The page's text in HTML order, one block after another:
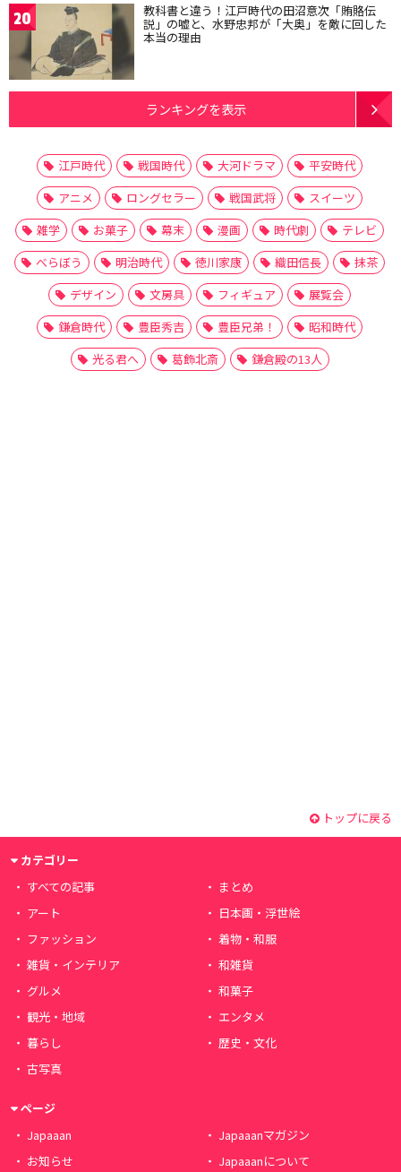
20 教科書と違う！江戸時代の田沼意次「賄賂伝
説」の嘘と、水野忠邦が「大奥」を敵に回した
本当の理由
ランキングを表示
江戸時代 戦国時代 大河ドラマ
平安時代
アニメ
ロングセラー 戦国武将
スイーツ
雑学
お菓子 幕末 漫画 時代劇
テレビ
べらぼう
明治時代 徳川家康 織田信長
抹茶
デザイン
文房具 フィギュア
展覧会
鎌倉時代
豊臣秀吉 豊臣兄弟！
昭和時代
光る君へ
葛飾北斎 鎌倉殿の13人
トップに戻る
カテゴリー
すべての記事
まとめ
アート
日本画・浮世絵
ファッション
着物・和服
雑貨・インテリア
和雑貨
グルメ
和菓子
観光・地域
エンタメ
暮らし
歴史・文化
古写真
ページ
Japaaan
Japaaanマガジン
お知らせ
Japaaanについて